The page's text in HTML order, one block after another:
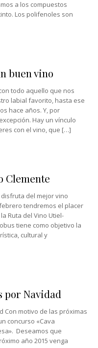
a los compuestos
Los polifenoles son
buen vino
todo aquello que nos
labial favorito, hasta ese
hace años. Y, por
Hay un vínculo
con el vino, que […]
Clemente
disfruta del mejor vino
tendremos el placer
Ruta del Vino Utiel-
tiene como objetivo la
cultural y
por Navidad
Con motivo de las próximas
concurso «Cava
Deseamos que
año 2015 venga